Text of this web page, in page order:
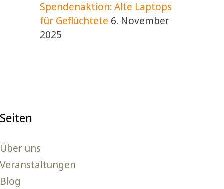
Spendenaktion: Alte Laptops
für Geflüchtete 6. November
2025
Seiten
Über uns
Veranstaltungen
Blog